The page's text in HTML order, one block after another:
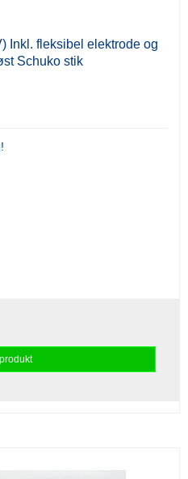
Inkl. fleksibel elektrode og
Schuko stik